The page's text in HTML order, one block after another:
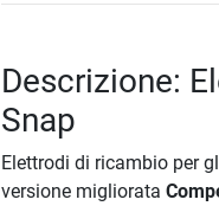
Descrizione:
Snap
Elettrodi di ricambio per
versione migliorata